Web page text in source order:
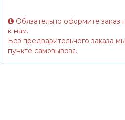
Обязательно оформите
к нам.
Без предварительного заказа
пункте самовывоза.